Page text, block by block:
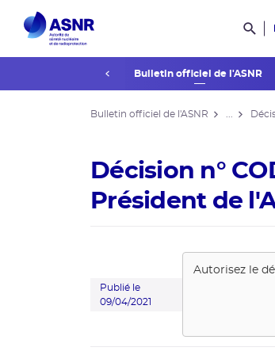
La réglementation Bulletin officiel de l'ASNR
Bulletin officiel de l'ASNR
Décision n°
Président de
Publié le
09/04/2021
Autorisez le